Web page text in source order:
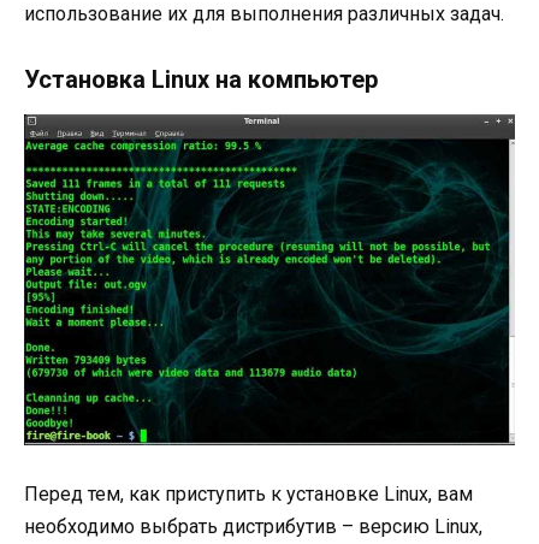
использование их для выполнения различных задач.
Установка Linux на компьютер
Перед тем, как приступить к установке Linux, вам
необходимо выбрать дистрибутив – версию Linux,